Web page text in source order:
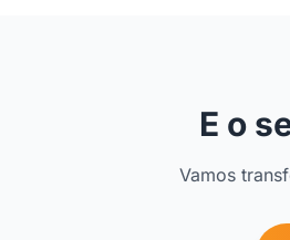
E o
Vamos